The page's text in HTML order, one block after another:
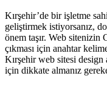
Kırşehir’de bir işletme
geliştirmek istiyorsanız,
önem taşır. Web sitenizin
çıkması için anahtar
Kırşehir web sitesi design
için dikkate almanız